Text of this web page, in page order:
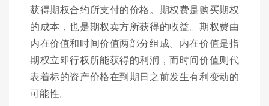
获得期权合约所支付的价格。期权费是购买期权
的成本，也是期权卖方所获得的收益。期权费由
内在价值和时间价值两部分组成。内在价值是指
期权立即行权所能获得的利润，而时间价值则代
表着标的资产价格在到期日之前发生有利变动的
可能性。